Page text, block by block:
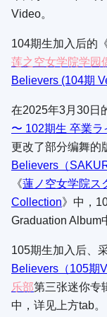
Video。
104期生加入后的
莲之空女学院学园
Believers (104期
在2025年3月30日
〜 102期生 卒業ラ
更改了部分编舞的
Believers（
《蓮ノ空女学院ス
Collection》中，
Graduation Album
105期生加入后、
Believers（105期
乐部第三张迷你专
中，详见上方tab。